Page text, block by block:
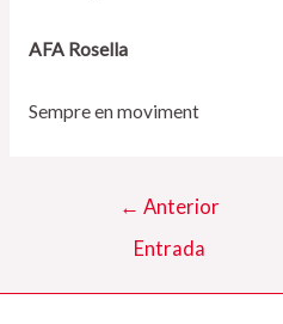
AFA Rosella
Sempre en moviment
Navegació
← Anterior
Entrada